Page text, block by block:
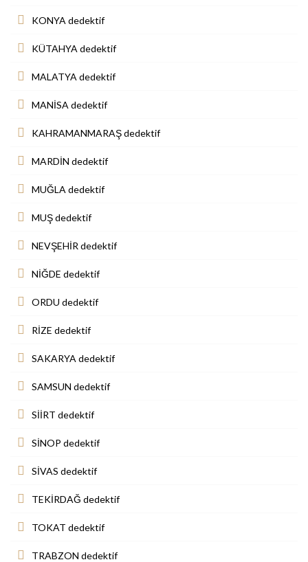
KONYA dedektif
KÜTAHYA dedektif
MALATYA dedektif
MANİSA dedektif
KAHRAMANMARAŞ dedektif
MARDİN dedektif
MUĞLA dedektif
MUŞ dedektif
NEVŞEHİR dedektif
NİĞDE dedektif
ORDU dedektif
RİZE dedektif
SAKARYA dedektif
SAMSUN dedektif
SİİRT dedektif
SİNOP dedektif
SİVAS dedektif
TEKİRDAĞ dedektif
TOKAT dedektif
TRABZON dedektif